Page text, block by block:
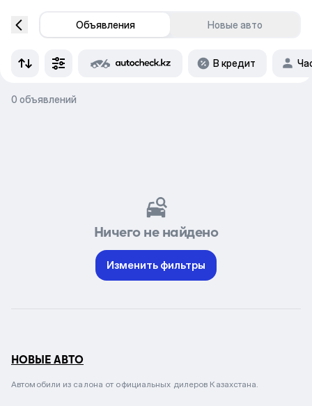
Объявления Новые авто
В кредит
0 объявлений
Ничего не найдено
Изменить фильтры
НОВЫЕ АВТО
Автомобили из салона от официальных дилеров Казахстана.